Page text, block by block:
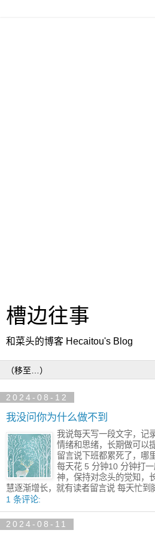
槽边往事
和菜头的博客 Hecaitou's Blog
2024-08-12
我没问你为什么做不到
我说每天写一段文字，记
情绪和思绪，长期做可以
留言说​下班都累死了，哪
每天花 5 分钟10 分钟打
神，保持对念头的觉知，
慧逐渐增长，就有读者留言说 每天忙到
1 条评论:
2024-08-11